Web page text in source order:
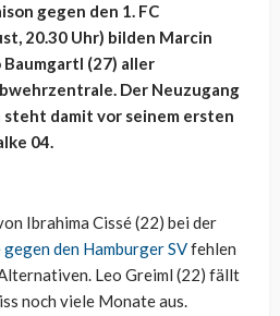
gegen den 1. FC
20.30 Uhr) bilden Marcin
Baumgartl (27) aller
Der Neuzugang
steht damit vor seinem ersten
04.
Ibrahima Cissé (22) bei der
den Hamburger SVfehlen
Leo Greiml (22) fällt
noch viele Monate aus.